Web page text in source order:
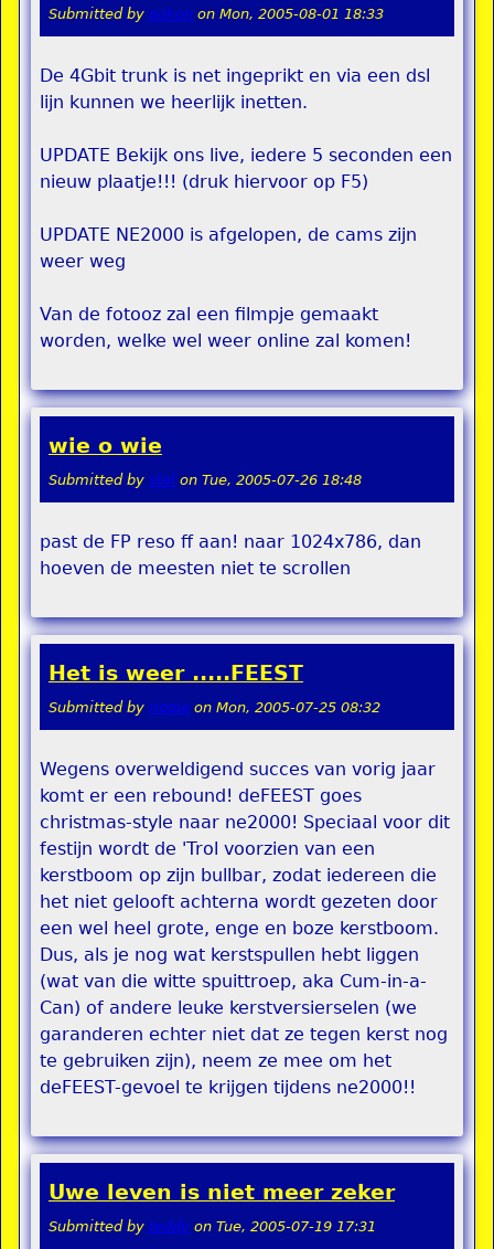
Submitted by pokon on Mon, 2005-08-01 18:33
De 4Gbit trunk is net ingeprikt en via een dsl
lijn kunnen we heerlijk inetten.
UPDATE Bekijk ons live, iedere 5 seconden een
nieuw plaatje!!! (druk hiervoor op F5)
UPDATE NE2000 is afgelopen, de cams zijn
weer weg
Van de fotooz zal een filmpje gemaakt
worden, welke wel weer online zal komen!
wie o wie
Submitted by stel on Tue, 2005-07-26 18:48
past de FP reso ff aan! naar 1024x786, dan
hoeven de meesten niet te scrollen
Het is weer .....FEEST
Submitted by rippie on Mon, 2005-07-25 08:32
Wegens overweldigend succes van vorig jaar
komt er een rebound! deFEEST goes
christmas-style naar ne2000! Speciaal voor dit
festijn wordt de 'Trol voorzien van een
kerstboom op zijn bullbar, zodat iedereen die
het niet gelooft achterna wordt gezeten door
een wel heel grote, enge en boze kerstboom.
Dus, als je nog wat kerstspullen hebt liggen
(wat van die witte spuittroep, aka Cum-in-a-
Can) of andere leuke kerstversierselen (we
garanderen echter niet dat ze tegen kerst nog
te gebruiken zijn), neem ze mee om het
deFEEST-gevoel te krijgen tijdens ne2000!!
Uwe leven is niet meer zeker
Submitted by teddy on Tue, 2005-07-19 17:31